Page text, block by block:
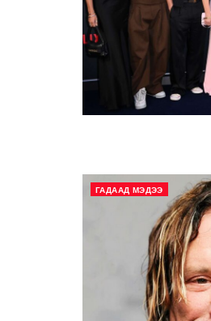
ГАДААД МЭДЭЭ